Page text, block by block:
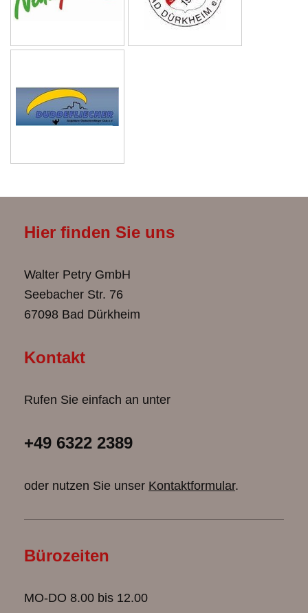
Hier finden Sie uns
Walter Petry GmbH
Seebacher Str. 76
67098 Bad Dürkheim
Kontakt
Rufen Sie einfach an unter
+49 6322 2389
oder nutzen Sie unser Kontaktformular.
Bürozeiten
MO-DO 8.00 bis 12.00